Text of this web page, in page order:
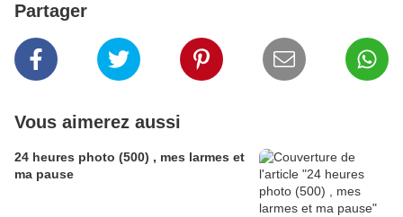
Partager
Vous aimerez aussi
24 heures photo (500) , mes larmes et
ma pause